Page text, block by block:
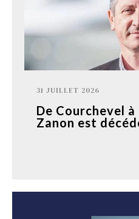
31 JUILLET 2026
De Courchevel à
Zanon est